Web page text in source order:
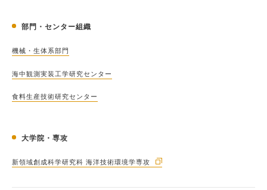
部門・センター組織
機械・生体系部門
海中観測実装工学研究センター
食料生産技術研究センター
大学院・専攻
新領域創成科学研究科 海洋技術環境学専攻